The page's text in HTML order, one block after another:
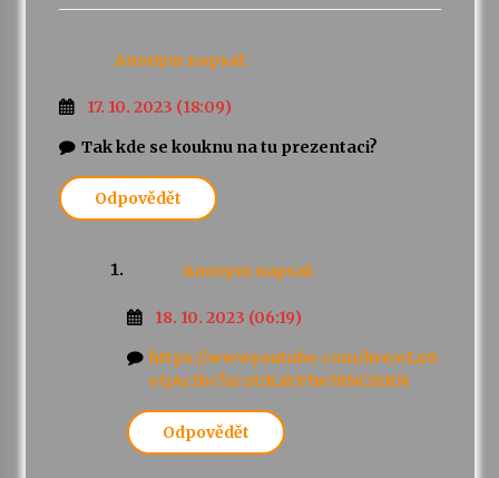
Anonym napsal:
17. 10. 2023 (18:09)
Tak kde se kouknu na tu prezentaci?
Odpovědět
Anonym napsal:
18. 10. 2023 (06:19)
https://www.youtube.com/live/eLx0
eQAc1bc?si=zUKaYPfw78NCiSKN
Odpovědět